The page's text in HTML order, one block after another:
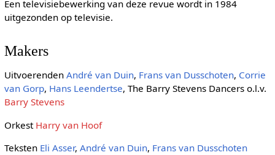
Een televisiebewerking van deze revue wordt in 1984
uitgezonden op televisie.
Makers
Uitvoerenden André van Duin, Frans van Dusschoten, Corrie
van Gorp, Hans Leendertse, The Barry Stevens Dancers o.l.v.
Barry Stevens
Orkest Harry van Hoof
Teksten Eli Asser, André van Duin, Frans van Dusschoten